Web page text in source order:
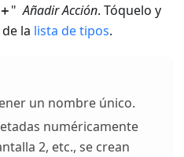
＋"Añadir Acción. Tóquelo y
la lista de tipos.
un nombre único.
numéricamente
2, etc., se crean